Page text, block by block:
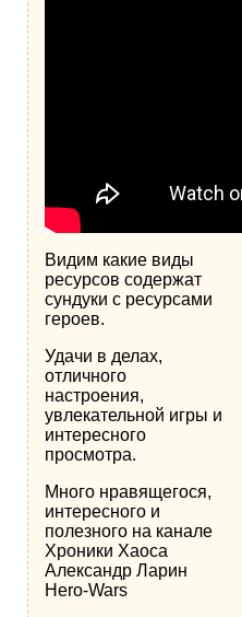
Видим какие виды
ресурсов содержат
сундуки с ресурсами
героев.
Удачи в делах,
отличного
настроения,
увлекательной игры и
интересного
просмотра.
Много нравящегося,
интересного и
полезного на канале
Хроники Хаоса
Александр Ларин
Hero-Wars